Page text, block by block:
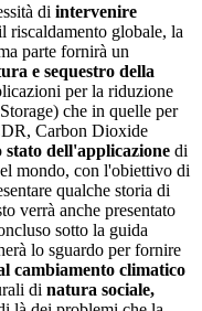
di intervenire
riscaldamento globale, la
parte fornirà un
e sequestro della
per la riduzione
che in quelle per
Carbon Dioxide
stato dell'applicazione di
mondo, con l'obiettivo di
qualche storia di
verrà anche presentato
sotto la guida
lo sguardo per fornire
cambiamento climatico
di natura sociale,